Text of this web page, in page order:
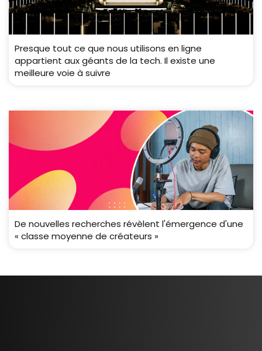
Presque tout ce que nous utilisons en ligne
appartient aux géants de la tech. Il existe une
meilleure voie à suivre
De nouvelles recherches révèlent l'émergence d'une
« classe moyenne de créateurs »